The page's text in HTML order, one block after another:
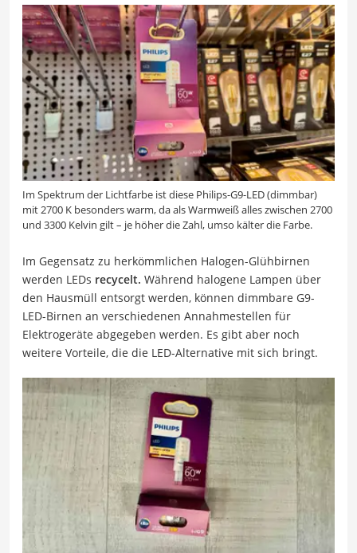
Im Spektrum der Lichtfarbe ist diese Philips-G9-LED (dimmbar)
mit 2700 K besonders warm, da als Warmweiß alles zwischen 2700
und 3300 Kelvin gilt – je höher die Zahl, umso kälter die Farbe.
Im Gegensatz zu herkömmlichen Halogen-Glühbirnen
werden LEDs recycelt. Während halogene Lampen über
den Hausmüll entsorgt werden, können dimmbare G9-
LED-Birnen an verschiedenen Annahmestellen für
Elektrogeräte abgegeben werden. Es gibt aber noch
weitere Vorteile, die die LED-Alternative mit sich bringt.